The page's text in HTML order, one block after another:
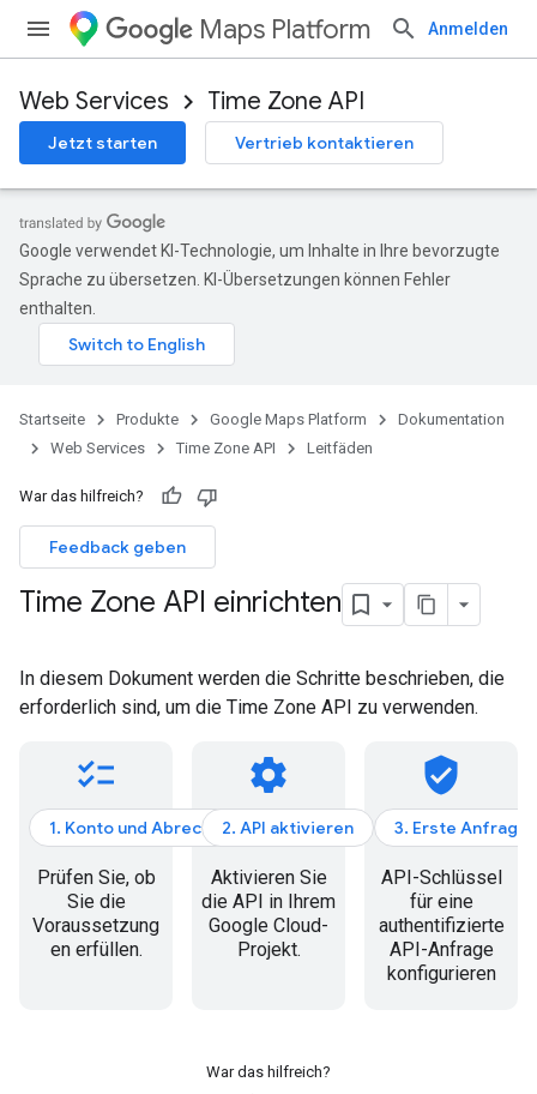
Maps Platform Anmelden
Web Services Time Zone API
Jetzt starten Vertrieb kontaktieren
Google verwendet KI-Technologie, um Inhalte in Ihre bevorzugte
Sprache zu übersetzen. KI-Übersetzungen können Fehler
enthalten.
Startseite Produkte Google Maps Platform
Dokumentation
Web Services
Time Zone API Leitfäden
War das hilfreich?
Feedback geben
Time Zone API einrichten
In diesem Dokument werden die Schritte beschrieben, die
erforderlich sind, um die Time Zone API zu verwenden.
checklist
1. Konto und Abrechnung
Prüfen Sie, ob
Sie die
Voraussetzung
en erfüllen.
settings
2. API aktivieren
Aktivieren Sie
die API in Ihrem
Google Cloud-
Projekt.
verified_user
3. Erste Anfrage
API-Schlüssel
für eine
authentifizierte
API-Anfrage
konfigurieren
War das hilfreich?